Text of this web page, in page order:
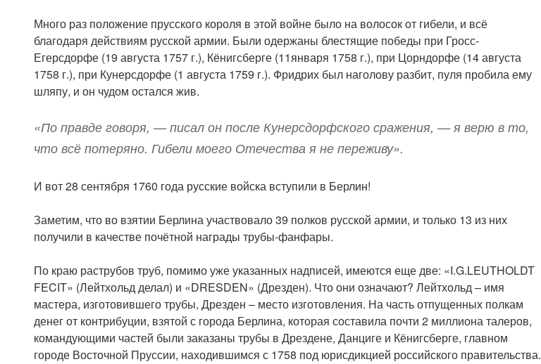
Много раз положение прусского короля в этой войне было на волосок от гибели, и всё
благодаря действиям русской армии. Были одержаны блестящие победы при Гросс-
Егерсдорфе (19 августа 1757 г.), Кёнигсберге (11января 1758 г.), при Цорндорфе (14 августа
1758 г.), при Кунерсдорфе (1 августа 1759 г.). Фридрих был наголову разбит, пуля пробила ему
шляпу, и он чудом остался жив.
«По правде говоря, — писал он после Кунерсдорфского сражения, — я верю в то,
что всё потеряно. Гибели моего Отечества я не переживу».
И вот 28 сентября 1760 года русские войска вступили в Берлин!
Заметим, что во взятии Берлина участвовало 39 полков русской армии, и только 13 из них
получили в качестве почётной награды трубы-фанфары.
По краю раструбов труб, помимо уже указанных надписей, имеются еще две: «I.G.LEUTHOLDT
FECIT» (Лейтхольд делал) и «DRESDEN» (Дрезден). Что они означают? Лейтхольд – имя
мастера, изготовившего трубы, Дрезден – место изготовления. На часть отпущенных полкам
денег от контрибуции, взятой с города Берлина, которая составила почти 2 миллиона талеров,
командующими частей были заказаны трубы в Дрездене, Данциге и Кёнигсберге, главном
городе Восточной Пруссии, находившимся с 1758 под юрисдикцией российского правительства.